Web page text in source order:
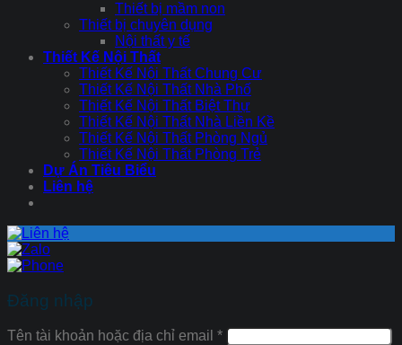
Thiết bị mầm non
Thiết bị chuyên dụng
Nội thất y tế
Thiết Kế Nội Thất
Thiết Kế Nội Thất Chung Cư
Thiết Kế Nội Thất Nhà Phố
Thiết Kế Nội Thất Biệt Thự
Thiết Kế Nội Thất Nhà Liền Kề
Thiết Kế Nội Thất Phòng Ngủ
Thiết Kế Nội Thất Phòng Trẻ
Dự Án Tiêu Biểu
Liên hệ
Đăng nhập
Tên tài khoản hoặc địa chỉ email *